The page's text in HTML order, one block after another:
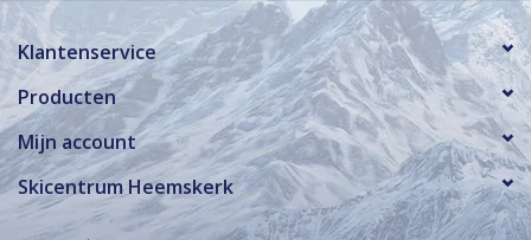
Klantenservice
Producten
Mijn account
Skicentrum Heemskerk